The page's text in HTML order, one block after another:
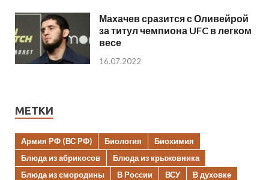
Махачев сразится с Оливейрой
за титул чемпиона UFC в легком
весе
16.07.2022
МЕТКИ
Армия РФ (ВС РФ) Биология
Биохимия
Блюда из абрикосов
Блюда из крыжовника
Блюда из смородины
В России ВСУ
В духовке